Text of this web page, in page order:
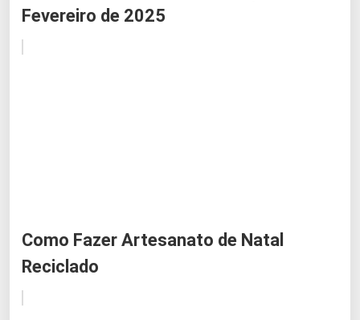
Fevereiro de 2025
Como Fazer Artesanato de Natal
Reciclado